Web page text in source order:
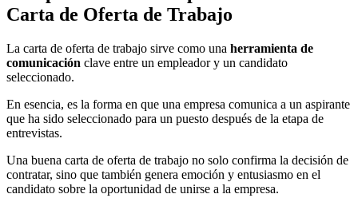
Carta de Oferta de Trabajo
La carta de oferta de trabajo sirve como una herramienta de
comunicación clave entre un empleador y un candidato
seleccionado.
En esencia, es la forma en que una empresa comunica a un aspirante
que ha sido seleccionado para un puesto después de la etapa de
entrevistas.
Una buena carta de oferta de trabajo no solo confirma la decisión de
contratar, sino que también genera emoción y entusiasmo en el
candidato sobre la oportunidad de unirse a la empresa.